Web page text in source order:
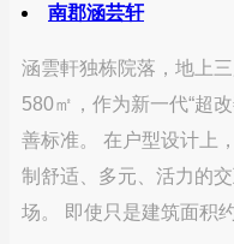
南郡涵芸轩
涵雲軒独栋院落，地上
580㎡，作为新一代“超
善标准。 在户型设计上
制舒适、多元、活力的
场。 即使只是建筑面积